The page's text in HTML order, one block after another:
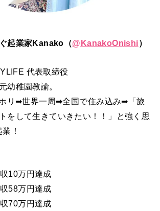
起業家Kanako（@KanakoOnishi）
代表取締役
幼稚園教諭。
リ➡世界一周➡全国で住み込み➡「旅
をして生きていきたい！！」と強く思
！
10万円達成
58万円達成
70万円達成